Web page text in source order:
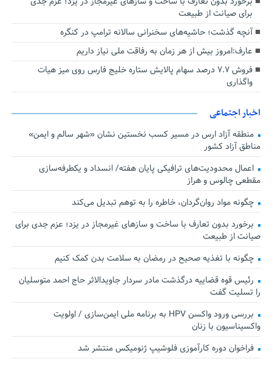
برای صیانت از طبیعت
آنچه گذشت؛ حاشیه‌های سخنرانی سالانه ترامپ در کنگره
عارف:امروز بیش از هر زمان به رفاقت ملی نیاز داریم
فروش ۷.۷ درصد سهام پالایش ستاره خلیج فارس روی میز هیات
واگذاری
اخبار اجتماعی
منطقه آزاد ارس در مسیر کسب نخستین نشان «شهر سالم و ایمن»
مناطق آزاد کشور
اعمال محدودیت‌های ترافیکی پایان هفته/ انسداد و یکطرفه‌سازی
مقطعی چالوس و هراز
چگونه مواد روان‌گردان، خاطره را به توهم تبدیل می‌کند
برخورد بدون تعارف با ساخت‌ و سازهای غیرمجاز در یزد؛ عزم جدی برای
صیانت از طبیعت
چگونه با تغذیه صحیح در رمضان به سلامت بدن کمک کنیم
رئیس قوه قضاییه درگذشت مادر سردار جاویدالاثر حاج احمد متوسلیان
را تسلیت گفت
بررسی ورود واکسن HPV به برنامه ملی ایمن‌سازی / اولویت
واکسیناسیون با زنان
فراخوان دوره کارآموزی فلوشیپ ژنومیکس منتشر شد